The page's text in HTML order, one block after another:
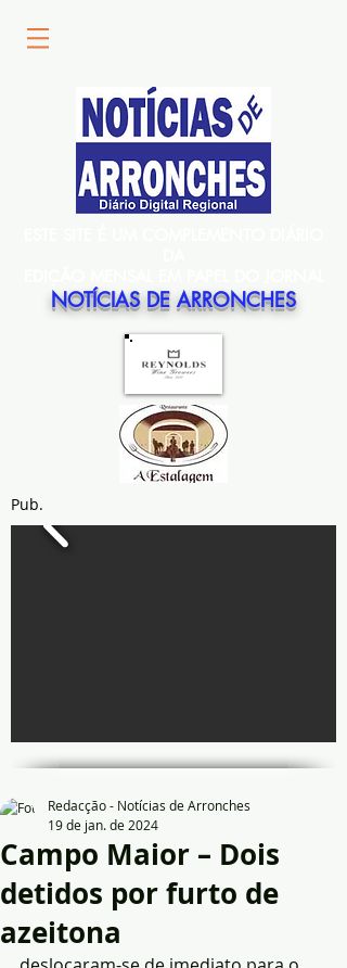
NOTÍCIAS DE ARRONCHES
Pub.
Campo Maior – Dois
detidos por furto de
azeitona
Redacção - Notícias de Arronches
19 de jan. de 2024